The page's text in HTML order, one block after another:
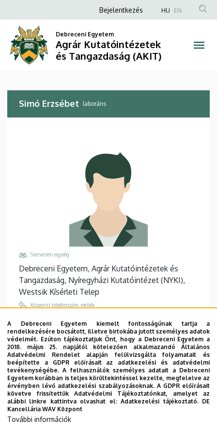
Erzsébet
Agrár
Kutatóintézetek
a
tartalomra
Anonim
fiók
menüje
Bejelentkezés HU EN
Debreceni Egyetem
Agrár Kutatóintézetek
és Tangazdaság (AKIT)
Simó Erzsébet laboráns
Szervezeti egység
Debreceni Egyetem, Agrár Kutatóintézetek és
Tangazdaság, Nyíregyházi Kutatóintézet (NYKI),
Westsik Kísérleti Telep
Központi telefonszám, mellék
Email
simo.erzsebet@agr.unideb.hu
Cím
4400 Nyíregyháza Westsik Vilmos út 4-6
Épület, emelet, ajtó
NYKI Központi főépület, (Nyíregyháza), 1. emelet
(Talajbiológiai laboratórium)
A Debreceni Egyetem kiemelt fontosságúnak tartja a
rendelkezésére bocsátott, illetve birtokába jutott személyes adatok
védelmét. Ezúton tájékoztatjuk Önt, hogy a Debreceni Egyetem a
2018. május 25. napjától kötelezően alkalmazandó Általános
Adatvédelmi Rendelet alapján felülvizsgálta folyamatait és
beépítette a GDPR előírásait az adatkezelési és adatvédelmi
tevékenységébe. A felhasználók személyes adatait a Debreceni
Egyetem korábban is teljes körültekintéssel kezelte, megfelelve az
érvényben lévő adatkezelési szabályozásoknak. A GDPR előírásait
követve frissítettük Adatvédelmi Tájékoztatónkat, amelyet az
alábbi linkre kattintva olvashat el:Adatkezelési tájékoztató. DE
Kancellária WAV Központ
További információk